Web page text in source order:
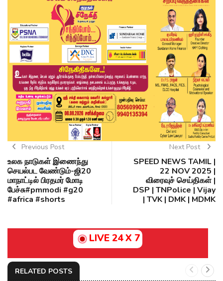
Previous Post
உலக நாடுகள் இணைந்து
செயல்பட வேண்டும்-ஜி20
மாநாட்டில் பிரதமர் மோடி
பேச்சு#pmmodi #g20
#africa #shorts
Next Post
SPEED NEWS TAMIL |
22 NOV 2025 |
விரைவுச் செய்திகள் |
DSP | TNPolice | Vijay
| TVK | DMK | MDMK
LIVE 24 X 7
RELATED POSTS